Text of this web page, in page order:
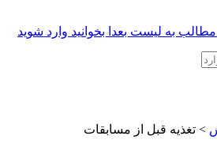
به لیست بعدا بخوانید وارد شوید
> تغذیه قبل از مسابقات